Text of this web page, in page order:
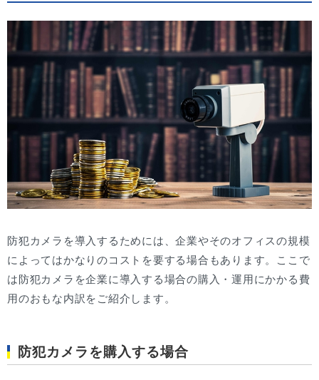
防犯カメラを導入するためには、企業やそのオフィスの規模
によってはかなりのコストを要する場合もあります。ここで
は防犯カメラを企業に導入する場合の購入・運用にかかる費
用のおもな内訳をご紹介します。
防犯カメラを購入する場合